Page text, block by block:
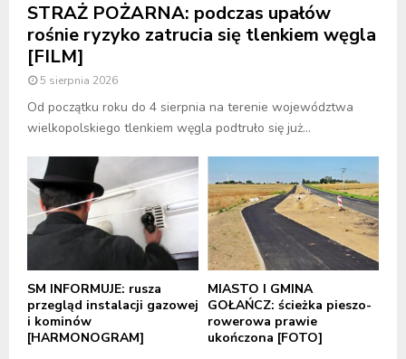
STRAŻ POŻARNA: podczas upałów
rośnie ryzyko zatrucia się tlenkiem węgla
[FILM]
5 sierpnia 2026
Od początku roku do 4 sierpnia na terenie województwa
wielkopolskiego tlenkiem węgla podtruło się już...
SM INFORMUJE: rusza
przegląd instalacji gazowej
i kominów
[HARMONOGRAM]
MIASTO I GMINA
GOŁAŃCZ: ścieżka pieszo-
rowerowa prawie
ukończona [FOTO]